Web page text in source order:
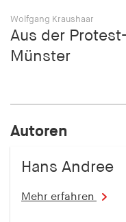
Wolfgang Kraushaar
Aus der
Münster
Autoren
Hans Andree
Mehr erfahren